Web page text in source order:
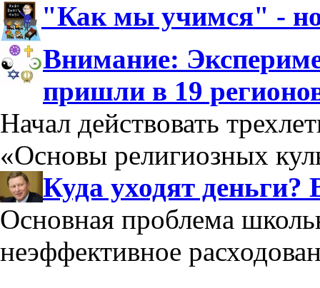
"Как мы учимся" -
Внимание:
пришли в 19
Начал действовать
«Основы религиозных
Куда уходят деньги?
Основная проблема
неэффективное